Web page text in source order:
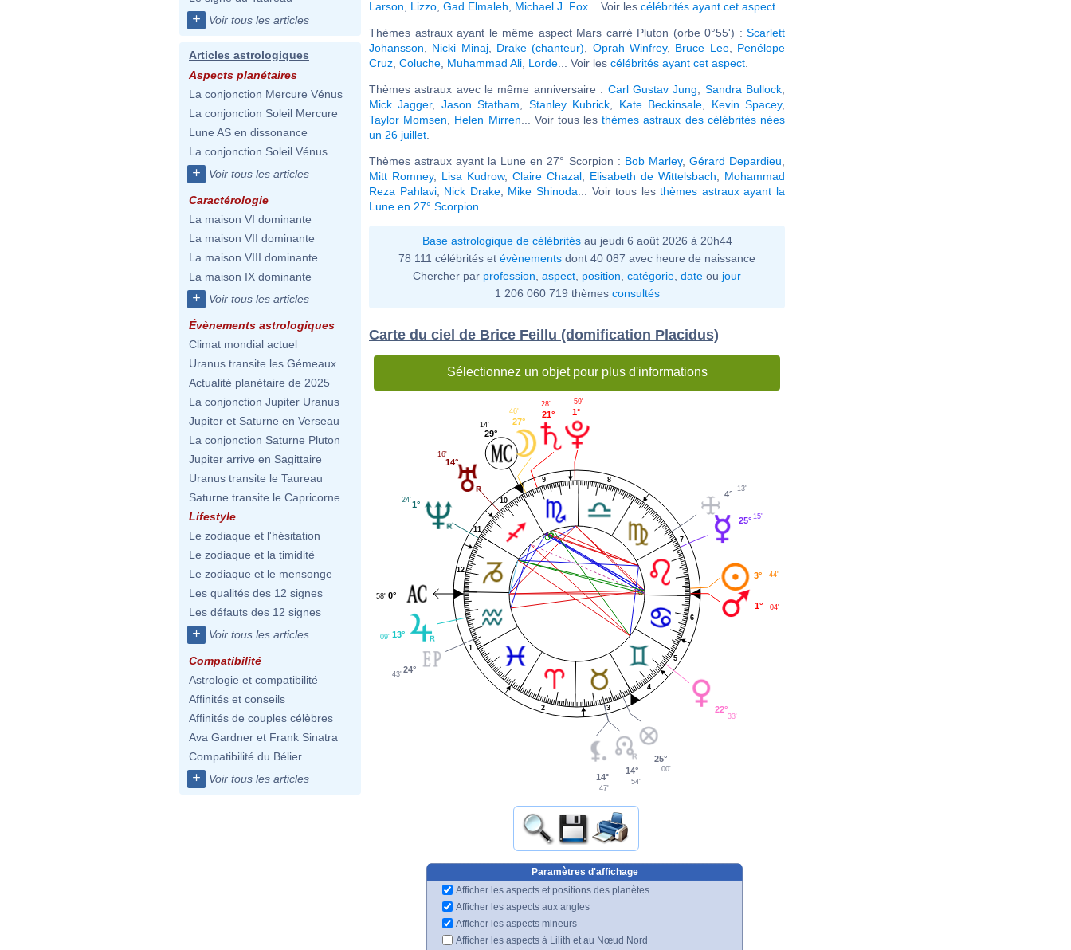
+ Voir tous les articles
Articles astrologiques
Aspects planétaires
La conjonction Mercure Vénus
La conjonction Soleil Mercure
Lune AS en dissonance
La conjonction Soleil Vénus
+ Voir tous les articles
Caractérologie
La maison VI dominante
La maison VII dominante
La maison VIII dominante
La maison IX dominante
+ Voir tous les articles
Évènements astrologiques
Climat mondial actuel
Uranus transite les Gémeaux
Actualité planétaire de 2025
La conjonction Jupiter Uranus
Jupiter et Saturne en Verseau
La conjonction Saturne Pluton
Jupiter arrive en Sagittaire
Uranus transite le Taureau
Saturne transite le Capricorne
Lifestyle
Le zodiaque et l'hésitation
Le zodiaque et la timidité
Le zodiaque et le mensonge
Les qualités des 12 signes
Les défauts des 12 signes
+ Voir tous les articles
Compatibilité
Astrologie et compatibilité
Affinités et conseils
Affinités de couples célèbres
Ava Gardner et Frank Sinatra
Compatibilité du Bélier
+ Voir tous les articles
Larson
Lizzo Gad Elmaleh Michael J. Fox ... Voir les célébrités ayant cet aspect
Thèmes astraux ayant le même aspect Mars carré Pluton (orbe 0°55') : Scarlett
Johansson
Nicki Minaj, Drake (chanteur) Oprah Winfrey, Bruce Lee, Penélope
Cruz Coluche Muhammad Ali Lorde ... Voir les célébrités ayant cet aspect
Thèmes astraux avec le même anniversaire : Carl Gustav Jung Sandra Bullock
Mick Jagger, Jason Statham Stanley Kubrick Kate Beckinsale Kevin Spacey,
Taylor Momsen
Helen Mirren ... Voir tous lesthèmes astraux des célébrités nées
un 26 juillet
Thèmes astraux ayant la Lune en 27° Scorpion : Bob Marley, Gérard Depardieu
Mitt Romney, Lisa Kudrow, Claire Chazal Elisabeth de Wittelsbach
Mohammad
Reza Pahlavi, Nick Drake, Mike Shinoda ... Voir tous lesthèmes astraux ayant la
Lune en 27° Scorpion
Base astrologique de célébritésau jeudi 6 août 2026 à 20h44
78 111 célébrités et évènements dont 40 087 avec heure de naissance
Chercher par profession aspect position catégorie date ou jour
1 206 060 719 thèmes consultés
Carte du ciel de Brice Feillu (domification Placidus)
Sélectionnez un objet pour plus d'informations
1
2 3
4
5
6
7
8
9
10
11
12
1° 04'
3° 44'
25° 15'
4°
13'
1°
59'
21°
28'
27°
46'
29°
14'
14°
16'
1°
24'
0°
58'
13°
09'
24°
43'
14°
47'
14°
54'
25°
00'
22°
33'
Paramètres d'affichage
Afficher les aspects et positions des planètes
Afficher les aspects aux angles
Afficher les aspects mineurs
Afficher les aspects à Lilith et au Nœud Nord